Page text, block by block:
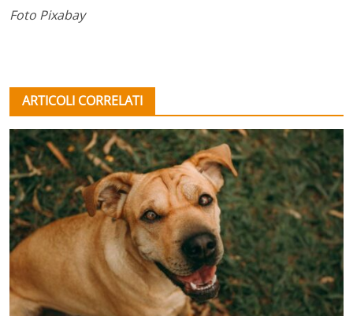
Foto Pixabay
ARTICOLI CORRELATI